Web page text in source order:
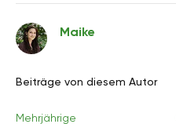
Maike
Beiträge von diesem Autor
Mehrjährige